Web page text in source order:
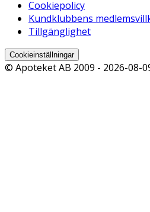
Cookiepolicy
Kundklubbens
Tillgänglighet
Cookieinställningar
© Apoteket AB 2009 - 2026-08-